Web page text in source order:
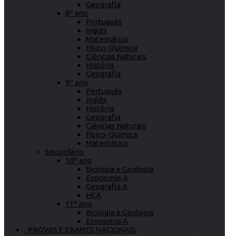
Geografia
8º ano
Português
Inglês
Matemática
Físico-Química
Ciências Naturais
História
Geografia
9º ano
Português
Inglês
História
Geografia
Ciências Naturais
Físico-Química
Matemática
Secundário
10º ano
Biologia e Geologia
Economia A
Geografia A
HCA
11º ano
Biologia e Geologia
Economia A
PROVAS E EXAMES NACIONAIS